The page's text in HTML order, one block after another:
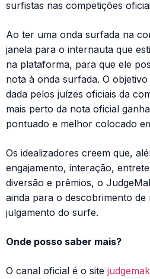
surfistas nas competições
Ao ter uma onda surfada na
janela para o internauta que
na plataforma, para que ele
nota à onda surfada. O
dada pelos juízes oficiais da
mais perto da nota oficial
pontuado e melhor colocado
Os idealizadores creem que,
engajamento, interação,
diversão e prêmios, o
ainda para o descobrimento
julgamento do surfe.
Onde posso saber mais?
O canal oficial é o site